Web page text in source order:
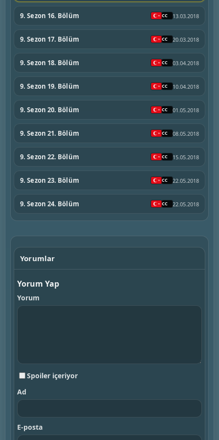
9. Sezon 16. Bölüm 13.03.2018
9. Sezon 17. Bölüm 20.03.2018
9. Sezon 18. Bölüm 03.04.2018
9. Sezon 19. Bölüm 10.04.2018
9. Sezon 20. Bölüm 01.05.2018
9. Sezon 21. Bölüm 08.05.2018
9. Sezon 22. Bölüm 15.05.2018
9. Sezon 23. Bölüm 22.05.2018
9. Sezon 24. Bölüm 22.05.2018
Yorumlar
Yorum Yap
Yorum
Spoiler içeriyor
Ad
E-posta